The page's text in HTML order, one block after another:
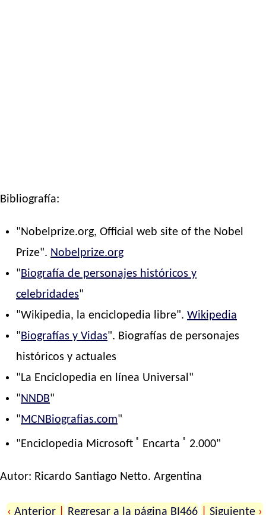
Bibliografía:
"Nobelprize.org, Official web site of the Nobel
Prize". Nobelprize.org
"Biografía de personajes históricos y
celebridades"
"Wikipedia, la enciclopedia libre".Wikipedia
"Biografías y Vidas". Biografías de personajes
históricos y actuales
"La Enciclopedia en línea Universal"
"NNDB"
"MCNBiografias.com"
"Enciclopedia Microsoft ® Encarta ® 2.000"
Autor: Ricardo Santiago Netto. Argentina
‹ Anterior Regresar a la página BI466 Siguiente ›